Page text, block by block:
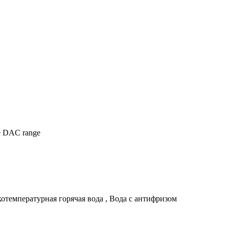
DAC range
горячая вода , Bодa с антифризом